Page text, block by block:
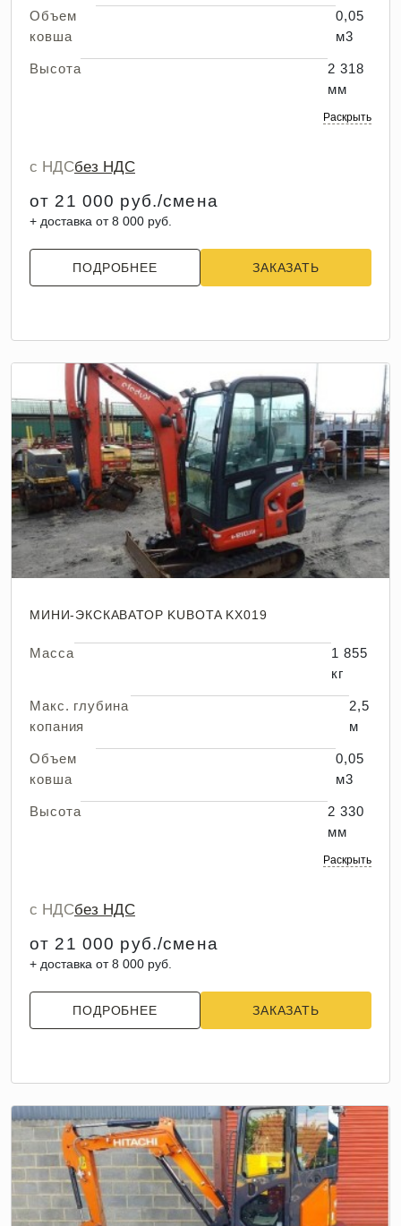
Объем
ковша
0,05
м3
Высота
2 318
мм
Раскрыть
с НДСбез НДС
от 21 000 руб./смена
+ доставка от 8 000 руб.
ПОДРОБНЕЕ ЗАКАЗАТЬ
МИНИ-ЭКСКАВАТОР KUBOTA KX019
Масса
1 855
кг
Макс. глубина
копания
2,5
м
Объем
ковша
0,05
м3
Высота
2 330
мм
Раскрыть
с НДСбез НДС
от 21 000 руб./смена
+ доставка от 8 000 руб.
ПОДРОБНЕЕ ЗАКАЗАТЬ